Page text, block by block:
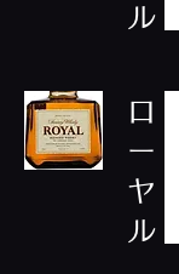
ル
ロ
ー
ヤ
ル